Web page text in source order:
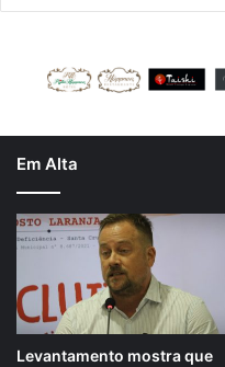
Em Alta
Levantamento mostra que